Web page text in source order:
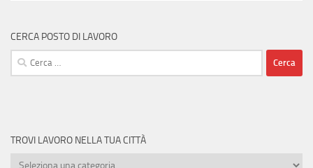
CERCA POSTO DI LAVORO
Ricerca
per:
TROVI LAVORO NELLA TUA CITTÀ
Trovi